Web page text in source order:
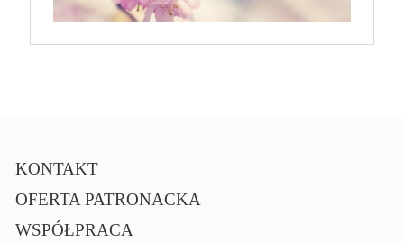
KONTAKT
OFERTA PATRONACKA
WSPÓŁPRACA